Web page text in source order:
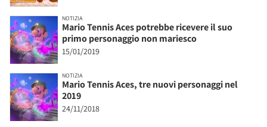
NOTIZIA
Mario Tennis Aces potrebbe ricevere il suo
primo personaggio non mariesco
15/01/2019
NOTIZIA
Mario Tennis Aces, tre nuovi personaggi nel
2019
24/11/2018